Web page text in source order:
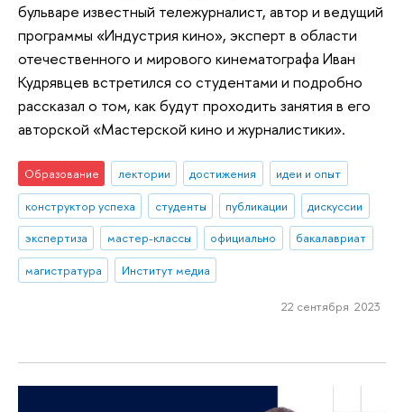
бульваре известный тележурналист, автор и ведущий
программы «Индустрия кино», эксперт в области
отечественного и мирового кинематографа Иван
Кудрявцев встретился со студентами и подробно
рассказал о том, как будут проходить занятия в его
авторской «Мастерской кино и журналистики».
Образование лектории достижения
идеи и опыт
конструктор успеха
студенты публикации
дискуссии
экспертиза
мастер-классы официально
бакалавриат
магистратура
Институт медиа
22 сентября 2023